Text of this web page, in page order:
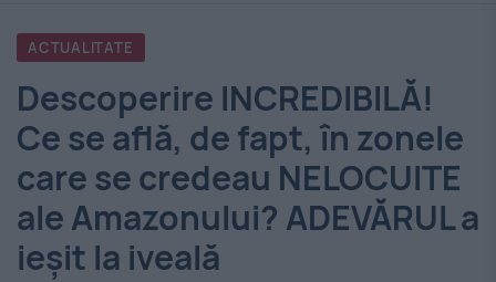
România
-
Evenimentul
Zilei
ACTUALITATE
Descoperire INCREDIBILĂ!
Ce se află, de fapt, în zonele
care se credeau NELOCUITE
ale Amazonului? ADEVĂRUL a
ieșit la iveală